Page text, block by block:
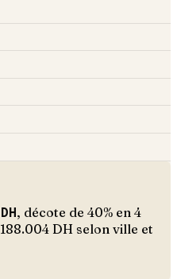
DH, décote de 40% en 4
188.004DH selon ville et